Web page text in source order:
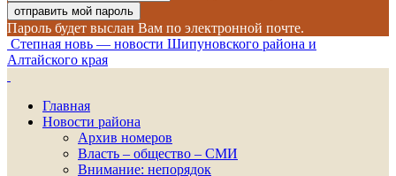
Пароль будет выслан Вам по электронной почте.
Степная новь — новости Шипуновского района и
Алтайского края
Главная
Новости района
Архив номеров
Власть – общество – СМИ
Внимание: непорядок